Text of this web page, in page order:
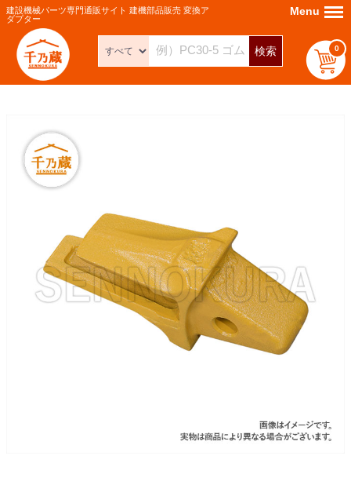
建設機械パーツ専門通販サイト 建機部品販売 変換ア
ダプター
検索 0
Menu Menu